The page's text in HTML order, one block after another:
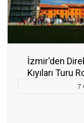
İzmir'den
Kıyıları Turu
7